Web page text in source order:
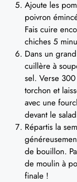
Ajoute les
poivron
Fais cuire
chiches 5
Dans un
cuillère à
sel. Verse
torchon et
avec une
devant le
Répartis la
de bouillon.
de moulin à
finale !